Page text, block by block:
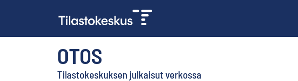
OTOS
Tilastokeskuksen julkaisut verkossa